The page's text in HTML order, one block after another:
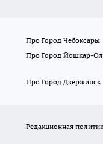
Про Город Чебоксары
Про Город Йошкар-
Про Город Дзержинск
Редакционная